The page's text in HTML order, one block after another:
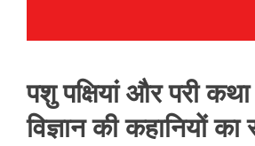
पशु पक्षियां और परी
विज्ञान की कहानियों